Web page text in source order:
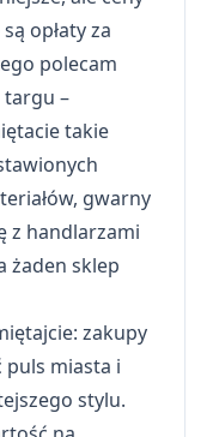
opłaty za
polecam
targu –
takie
gwarny
z handlarzami
żaden sklep
zakupy
puls miasta i
stylu.